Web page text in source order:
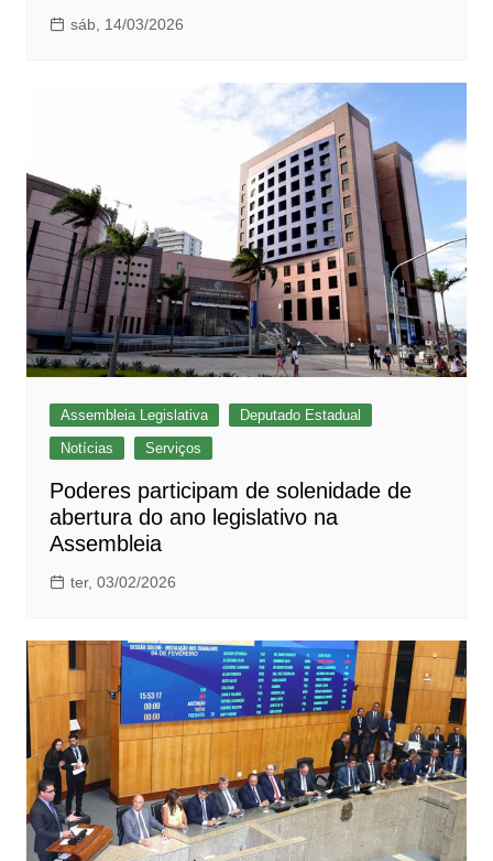
sáb, 14/03/2026
Assembleia Legislativa
Deputado Estadual
Notícias
Serviços
Poderes participam de solenidade de
abertura do ano legislativo na
Assembleia
ter, 03/02/2026